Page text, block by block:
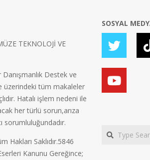
TEKNOLOJİ VE
Danışmanlık Destek ve
üzerindeki tüm makaleler
Hatalı işlem nedeni ile
her türlü sorun,arıza
sorumluluğundadır.
Hakları Saklıdır.5846
Kanunu Gereğince;
SOSYAL
Search